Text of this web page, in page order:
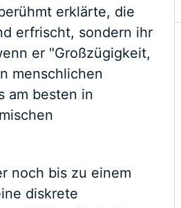
erklärte, die
erfrischt, sondern ihr
er "Großzügigkeit,
menschlichen
am besten in
noch bis zu einem
diskrete